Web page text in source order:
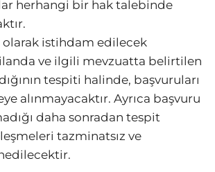
herhangi bir hak talebinde
olarak istihdam edilecek
ve ilgili mevzuatta belirtilen
tespiti halinde, başvuruları
alınmayacaktır. Ayrıca başvuru
daha sonradan tespit
tazminatsız ve